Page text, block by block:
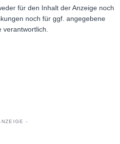
für den Inhalt der Anzeige noch
noch für ggf. angegebene
verantwortlich.